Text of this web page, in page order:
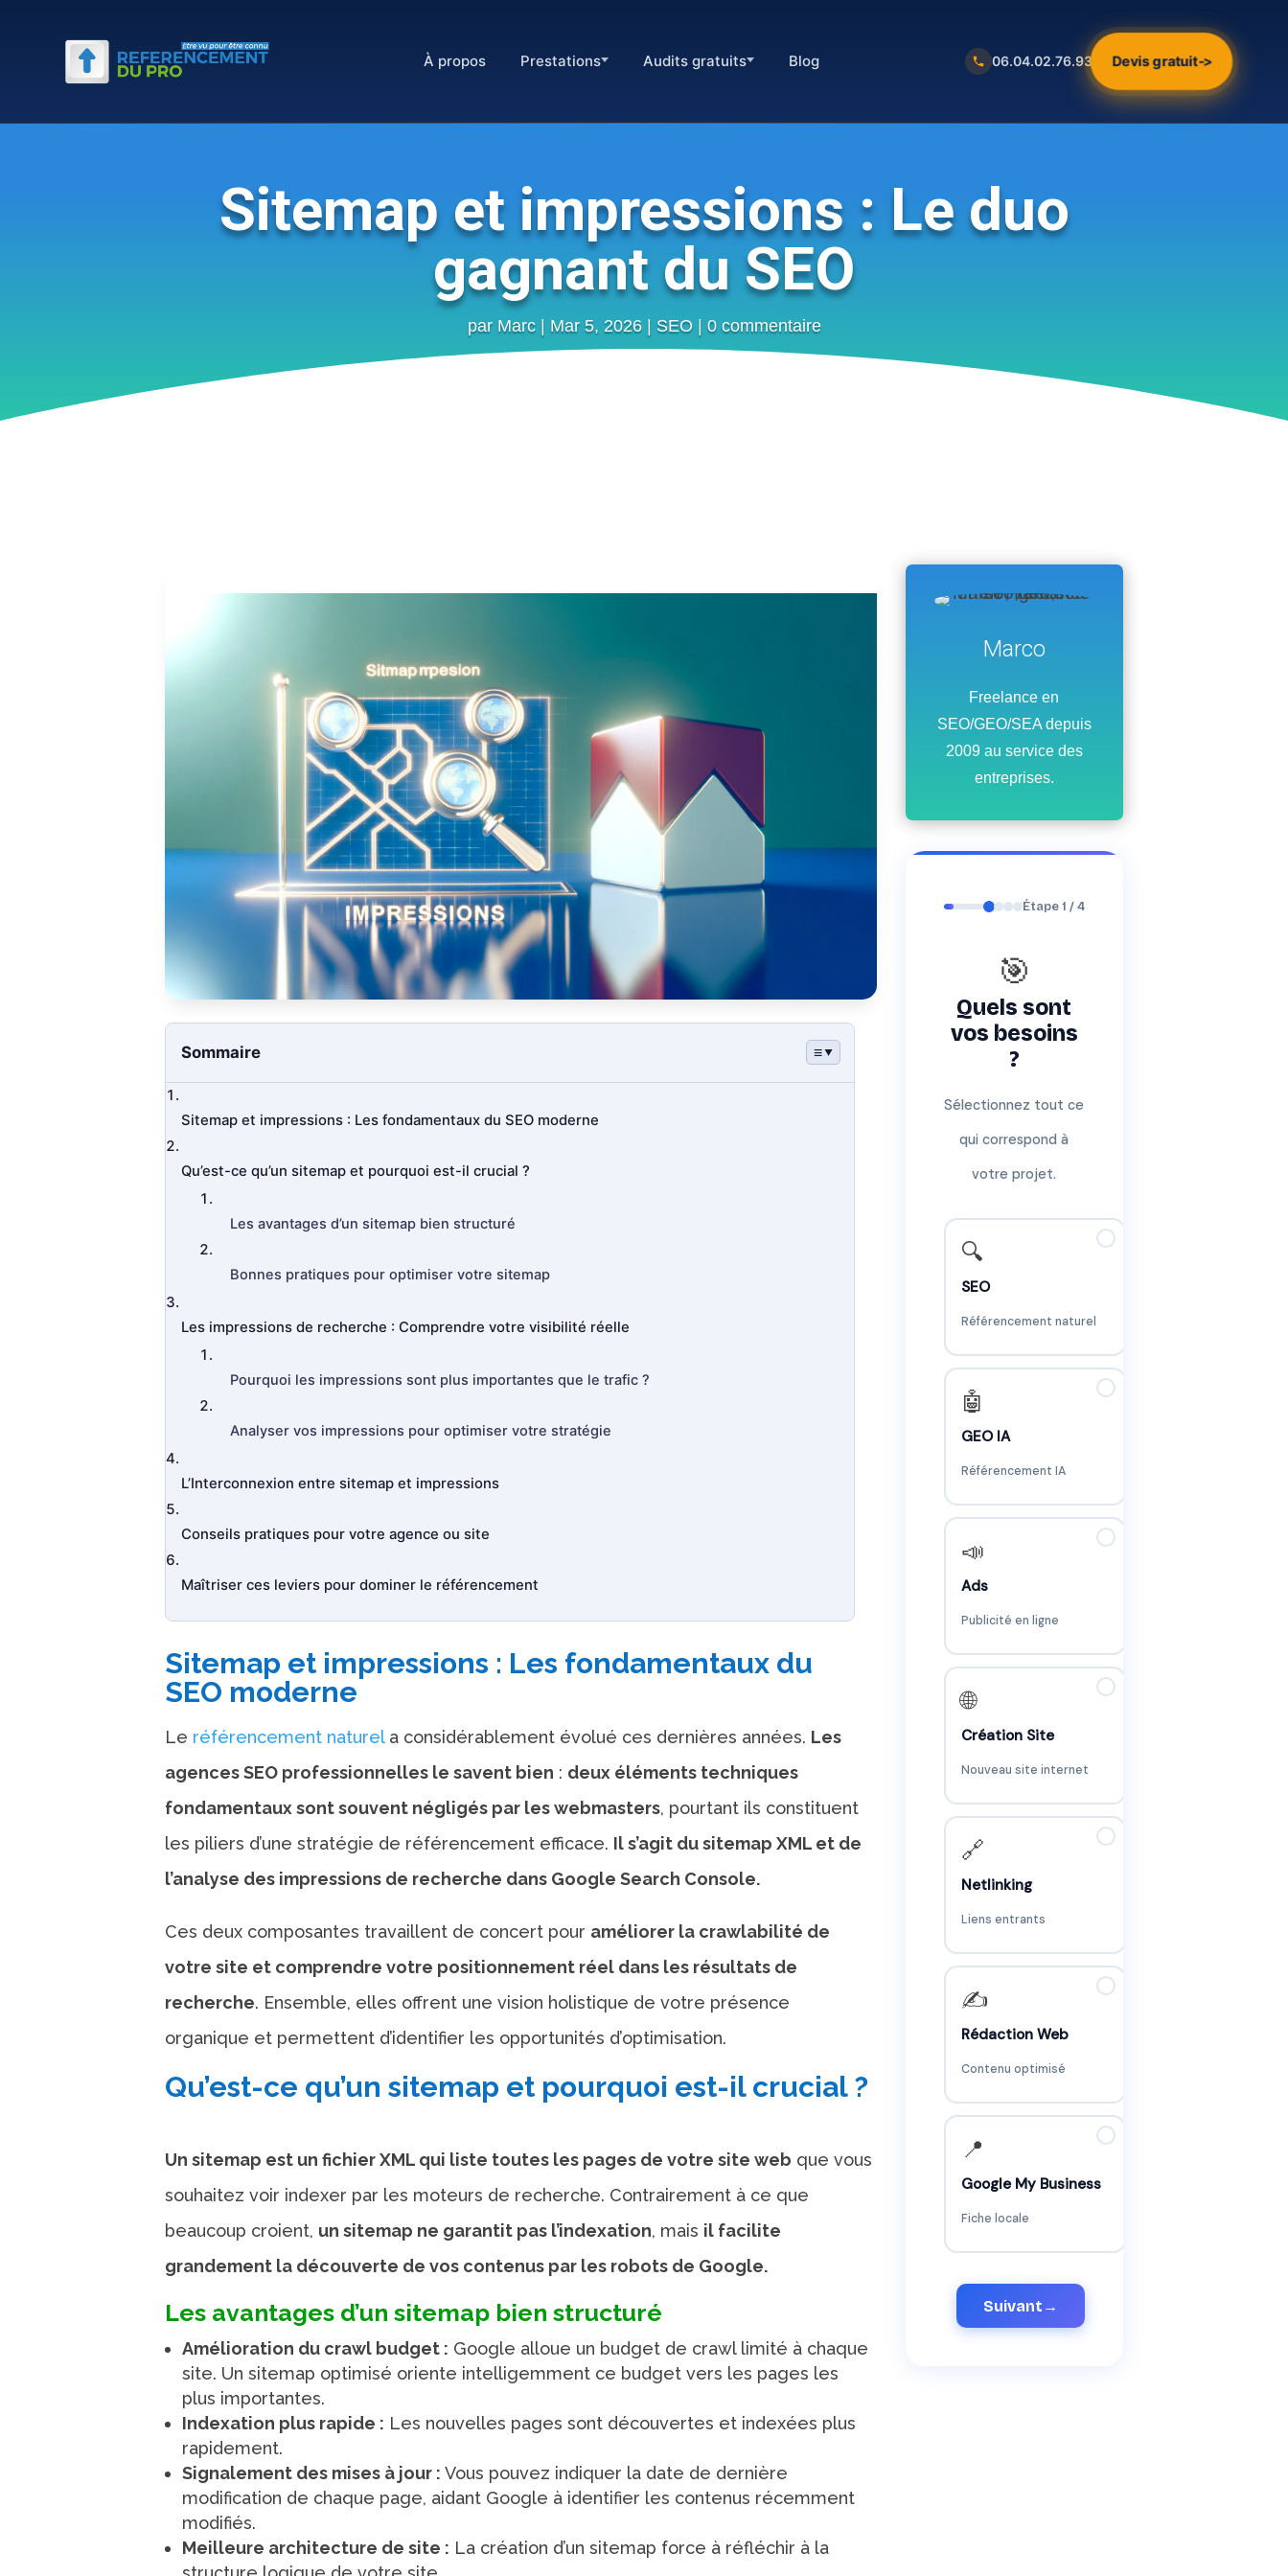
À propos Prestations Audits gratuits Blog 06.04.02.76.93 Devis gratuit->
Sitemap et impressions : Le duo
gagnant du SEO
par Marc| Mar 5, 2026| SEO | 0 commentaire
Sommaire
Sitemap et impressions : Les fondamentaux du SEO moderne
Qu’est-ce qu’un sitemap et pourquoi est-il crucial ?
Les avantages d’un sitemap bien structuré
Bonnes pratiques pour optimiser votre sitemap
Les impressions de recherche : Comprendre votre visibilité réelle
Pourquoi les impressions sont plus importantes que le trafic ?
Analyser vos impressions pour optimiser votre stratégie
L’Interconnexion entre sitemap et impressions
Conseils pratiques pour votre agence ou site
Maîtriser ces leviers pour dominer le référencement
Sitemap et impressions : Les fondamentaux du
SEO moderne
Le référencement naturela considérablement évolué ces dernières années. Les
agences SEO professionnelles le savent bien : deux éléments techniques
fondamentaux sont souvent négligés par les webmasters, pourtant ils constituent
les piliers d’une stratégie de référencement efficace. Il s’agit du sitemap XML et de
l’analyse des impressions de recherche dans Google Search Console.
Ces deux composantes travaillent de concert pour améliorer la crawlabilité de
votre site et comprendre votre positionnement réel dans les résultats de
recherche. Ensemble, elles offrent une vision holistique de votre présence
organique et permettent d’identifier les opportunités d’optimisation.
Qu’est-ce qu’un sitemap et pourquoi est-il crucial ?
Un sitemap est un fichier XML qui liste toutes les pages de votre site web que vous
souhaitez voir indexer par les moteurs de recherche. Contrairement à ce que
beaucoup croient, un sitemap ne garantit pas l’indexation, mais il facilite
grandement la découverte de vos contenus par les robots de Google.
Les avantages d’un sitemap bien structuré
Amélioration du crawl budget : Google alloue un budget de crawl limité à chaque
site. Un sitemap optimisé oriente intelligemment ce budget vers les pages les
plus importantes.
Indexation plus rapide : Les nouvelles pages sont découvertes et indexées plus
rapidement.
Signalement des mises à jour : Vous pouvez indiquer la date de dernière
modification de chaque page, aidant Google à identifier les contenus récemment
modifiés.
Meilleure architecture de site : La création d’un sitemap force à réfléchir à la
Marco
Freelance en
SEO/GEO/SEA depuis
2009 au service des
entreprises.
Étape 1 / 4
🎯
Quels sont
vos besoins
?
Sélectionnez tout ce
qui correspond à
votre projet.
🔍
SEO
Référencement naturel
🤖
GEO IA
Référencement IA
📣
Ads
Publicité en ligne
🌐
Création Site
Nouveau site internet
🔗
Netlinking
Liens entrants
✍️
Rédaction Web
Contenu optimisé
📍
Google My Business
Fiche locale
Suivant →